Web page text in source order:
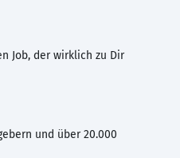
Job, der wirklich zu Dir
und über 20.000